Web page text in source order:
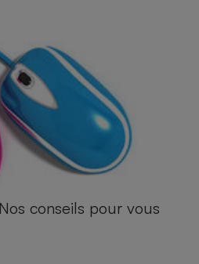
conseils pour vous